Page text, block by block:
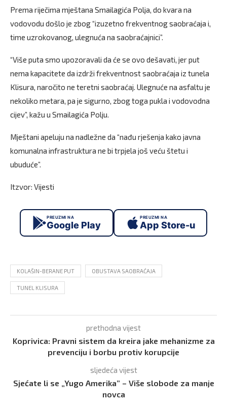
Prema riječima mještana Smailagića Polja, do kvara na
vodovodu došlo je zbog “izuzetno frekventnog saobraćaja i,
time uzrokovanog, ulegnuća na saobraćajnici”.
“Više puta smo upozoravali da će se ovo dešavati, jer put
nema kapacitete da izdrži frekventnost saobraćaja iz tunela
Klisura, naročito ne teretni saobraćaj. Ulegnuće na asfaltu je
nekoliko metara, pa je sigurno, zbog toga pukla i vodovodna
cijev”, kažu u Smailagića Polju.
Mještani apeluju na nadležne da “nađu rješenja kako javna
komunalna infrastruktura ne bi trpjela još veću štetu i
ubuduće”.
Itzvor: Vijesti
PREUZMI NA
Google Play
PREUZMI NA
App Store-u
KOLAŠIN-BERANE PUT OBUSTAVA SAOBRAĆAJA
TUNEL KLISURA
prethodna vijest
Koprivica: Pravni sistem da kreira jake mehanizme za
prevenciju i borbu protiv korupcije
sljedeća vijest
Sjećate li se „Yugo Amerika” – Više slobode za manje
novca